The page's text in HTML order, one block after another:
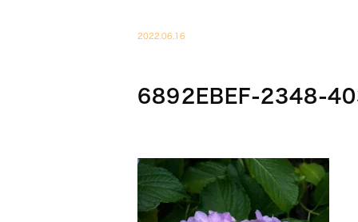
2022.06.16
6892EBEF-2348-